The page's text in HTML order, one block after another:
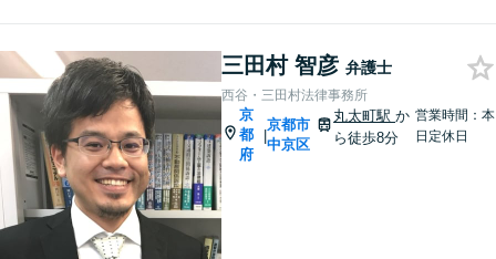
三田村 智彦 弁護士
西谷・三田村法律事務所
京
都
府
|
京都市
中京区
丸太町駅か
ら徒歩8分
営業時間：本
日定休日